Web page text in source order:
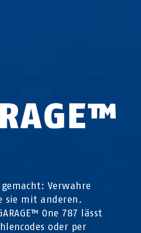
Verwahre
sie mit anderen.
One 787 lässt
oder per